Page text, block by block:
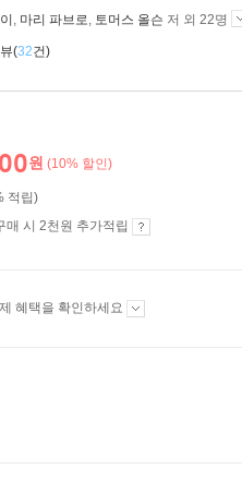
, 마리 파브로, 토머스 올슨 저 외 22명
(32건)
원 (10% 할인)
적립)
매 시 2천원 추가적립
혜택을 확인하세요